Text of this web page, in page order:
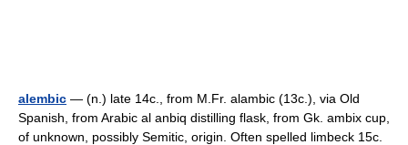
alembic — (n.) late 14c., from M.Fr. alambic (13c.), via Old
Spanish, from Arabic al anbiq distilling flask, from Gk. ambix cup,
of unknown, possibly Semitic, origin. Often spelled limbeck 15c.